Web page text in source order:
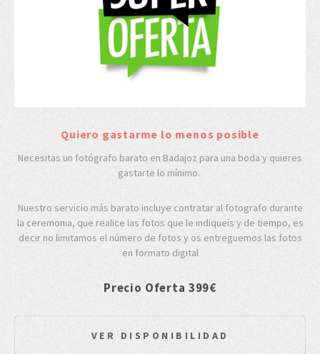
Quiero gastarme lo menos posible
Necesitas un fotógrafo barato en Badajoz para una boda y quieres
gastarte lo mínimo.
Nuestro servicio más barato incluye contratar al fotografo durante
la ceremonia, que realice las fotos que le indiqueis y de tiempo, es
decir no limitamos el número de fotos y os entreguemos las fotos
en formato digital
Precio Oferta 399€
VER DISPONIBILIDAD